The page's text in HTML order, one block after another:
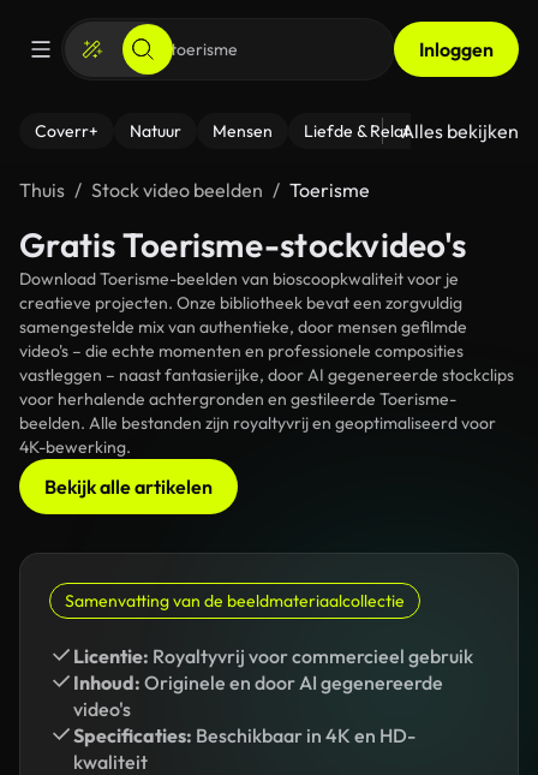
Inloggen
Coverr+ Natuur Mensen Liefde & Relaties - Fitness
Alles bekijken
Thuis Stock video beelden Toerisme
Gratis Toerisme-stockvideo's
Download Toerisme-beelden van bioscoopkwaliteit voor je
creatieve projecten. Onze bibliotheek bevat een zorgvuldig
samengestelde mix van authentieke, door mensen gefilmde
video's – die echte momenten en professionele composities
vastleggen – naast fantasierijke, door AI gegenereerde stockclips
voor herhalende achtergronden en gestileerde Toerisme-
beelden. Alle bestanden zijn royaltyvrij en geoptimaliseerd voor
4K-bewerking.
Bekijk alle artikelen
Samenvatting van de beeldmateriaalcollectie
Licentie: Royaltyvrij voor commercieel gebruik
Inhoud: Originele en door AI gegenereerde
video's
Specificaties: Beschikbaar in 4K en HD-
kwaliteit